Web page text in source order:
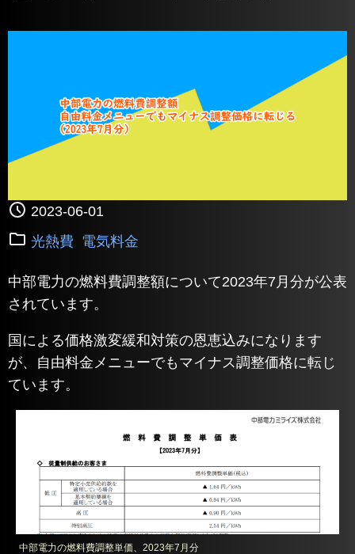
2023-06-01
光熱費 電気料金
中部電力の燃料費調整額について2023年7月分が公表
されています。
国による価格激変緩和対策の恩恵込みになります
が、自由料金メニューでもマイナス調整価格に転じ
ています。
中部電力の燃料費調整単価、2023年7月分